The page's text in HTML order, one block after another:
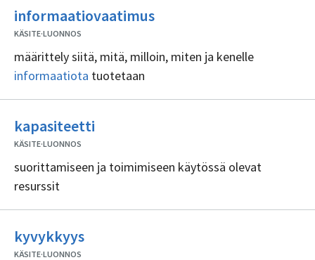
informaatiovaatimusEi
sisällöntuottajia
KÄSITE·LUONNOS
määrittely siitä, mitä, milloin, miten ja kenelle
informaatiota tuotetaan
kapasiteetti
KÄSITE·LUONNOS
suorittamiseen ja toimimiseen käytössä olevat
resurssit
kyvykkyysEi
sisällöntuottajia
KÄSITE·LUONNOS